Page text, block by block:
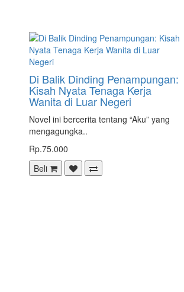
Di Balik Dinding Penampungan:
Kisah Nyata Tenaga Kerja
Wanita di Luar Negeri
Novel ini bercerita tentang “Aku” yang
mengagungka..
Rp.75.000
Beli